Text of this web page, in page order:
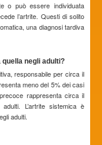
o può essere individuata
l’artrite. Questi di solito
una diagnosi tardiva
negli adulti?
responsabile per circa il
meno del 5% dei casi
rappresenta circa il
L’artrite sistemica è
adulti.